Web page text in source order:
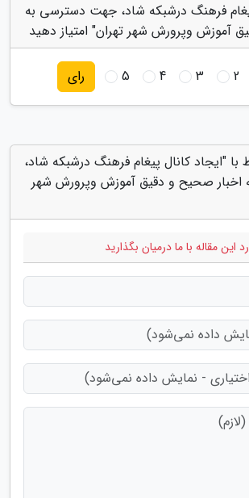
فرهنگ درشبکه شاد، جهت دسترسی به
آموزش وپرورش شهر تهران" امتیاز دهید
2
3
4
5 رای
با "ایجاد کانال پیغام فرهنگ درشبکه شاد،
صحیح و دقیق آموزش وپرورش شهر
این مقاله با ما درمیان بگذارید